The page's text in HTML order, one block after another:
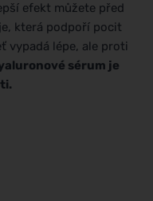
efekt můžete před
která podpoří pocit
vypadá lépe, ale proti
sérum je